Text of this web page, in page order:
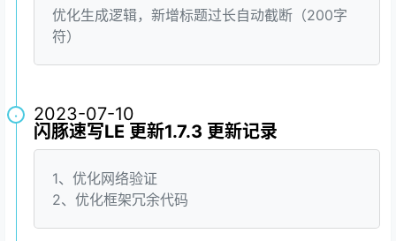
优化生成逻辑，新增标题过长自动截断（200字
符）
2023-07-10
·
闪豚速写LE 更新1.7.3 更新记录
1、优化网络验证
2、优化框架冗余代码